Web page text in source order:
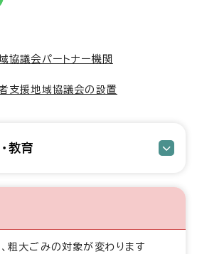
協議会パートナー機関
支援地域協議会の設置
教育
粗大ごみの対象が変わります